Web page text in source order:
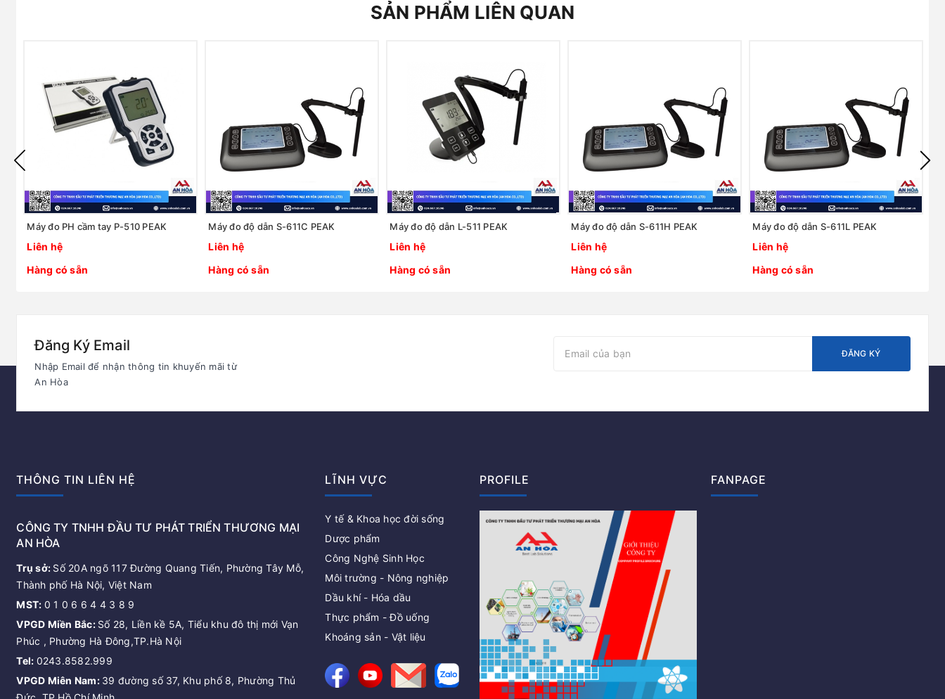
SẢN PHẨM LIÊN QUAN
Máy đo PH cầm tay P-510 PEAK
Liên hệ
Hàng có sẵn
Máy đo độ dẫn S-611C PEAK
Liên hệ
Hàng có sẵn
Máy đo độ dẫn L-511 PEAK
Liên hệ
Hàng có sẵn
Máy đo độ dẫn S-611H PEAK
Liên hệ
Hàng có sẵn
Máy đo độ dẫn S-611L PEAK
Liên hệ
Hàng có sẵn
Đăng Ký Email
Nhập Email để nhận thông tin khuyến mãi từ
An Hòa
ĐĂNG KÝ
THÔNG TIN LIÊN HỆ
CÔNG TY TNHH ĐẦU TƯ PHÁT TRIỂN THƯƠNG MẠI
AN HÒA
Trụ sở: Số 20A ngõ 117 Đường Quang Tiến, Phường Tây Mỗ,
Thành phố Hà Nội, Việt Nam
MST: 0 1 0 6 6 4 4 3 8 9
VPGD Miền Bắc: Số 28, Liền kề 5A, Tiểu khu đô thị mới Vạn
Phúc , Phường Hà Đông,TP.Hà Nội
Tel: 0243.8582.999
VPGD Miên Nam: 39 đường số 37, Khu phố 8, Phường Thủ
LĨNH VỰC
Y tế & Khoa học đời sống
Dược phẩm
Công Nghệ Sinh Học
Môi trường - Nông nghiệp
Dầu khí - Hóa dầu
Thực phẩm - Đồ uống
Khoáng sản - Vật liệu
PROFILE FANPAGE